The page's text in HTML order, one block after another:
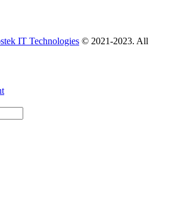
IT Technologies © 2021-2023. All